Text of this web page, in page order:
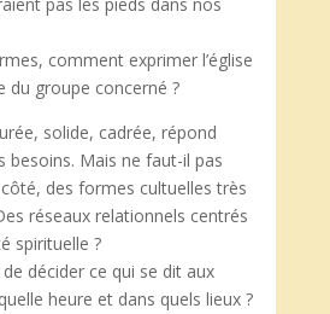
comment exprimer l’église
du groupe concerné ?
solide, cadrée, répond
besoins. Mais ne faut-il pas
des formes cultuelles très
réseaux relationnels centrés
spirituelle ?
décider ce qui se dit aux
heure et dans quels lieux ?